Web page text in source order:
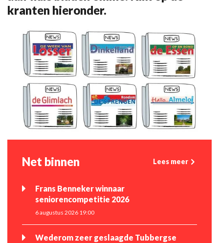
kranten hieronder.
Net binnen Lees meer
Frans Benneker winnaar
seniorencompetitie 2026
6 augustus 2026 19:00
Wederom zeer geslaagde Tubbergse